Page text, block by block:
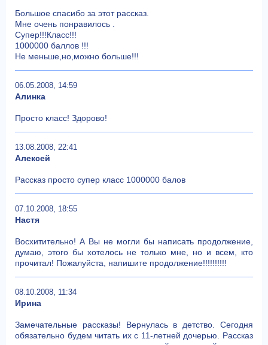
Большое спасибо за этот рассказ.
Мне очень понравилось .
Супер!!!Класс!!!
1000000 баллов !!!
Не меньше,но,можно больше!!!
06.05.2008, 14:59
Алинка
Просто класс! Здорово!
13.08.2008, 22:41
Алексей
Рассказ просто супер класс 1000000 балов
07.10.2008, 18:55
Настя
Восхитительно! А Вы не могли бы написать продолжение,
думаю, этого бы хотелось не только мне, но и всем, кто
прочитал! Пожалуйста, напишите продолжение!!!!!!!!!!
08.10.2008, 11:34
Ирина
Замечательные рассказы! Вернулась в детство. Сегодня
обязательно будем читать их с 11-летней дочерью. Рассказ